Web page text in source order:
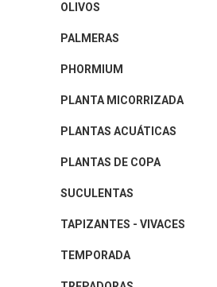
OLIVOS
PALMERAS
PHORMIUM
PLANTA MICORRIZADA
PLANTAS ACUÁTICAS
PLANTAS DE COPA
SUCULENTAS
TAPIZANTES - VIVACES
TEMPORADA